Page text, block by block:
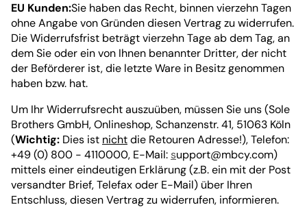
EU Kunden:Sie haben das Recht, binnen vierzehn Tagen
ohne Angabe von Gründen diesen Vertrag zu widerrufen.
Die Widerrufsfrist beträgt vierzehn Tage ab dem Tag, an
dem Sie oder ein von Ihnen benannter Dritter, der nicht
der Beförderer ist, die letzte Ware in Besitz genommen
haben bzw. hat.
Um Ihr Widerrufsrecht auszuüben, müssen Sie uns (Sole
Brothers GmbH, Onlineshop, Schanzenstr. 41, 51063 Köln
(Wichtig: Dies ist nichtdie Retouren Adresse!), Telefon:
+49 (0) 800 - 4110000, E-Mail: support@mbcy.com)
mittels einer eindeutigen Erklärung (z.B. ein mit der Post
versandter Brief, Telefax oder E-Mail) über Ihren
Entschluss, diesen Vertrag zu widerrufen, informieren.